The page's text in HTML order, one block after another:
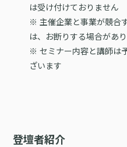
は受け付けておりません
※ 主催企業と事業が競合
は、お断りする場合があ
※ セミナー内容と講師は
ざいます
登壇者紹介